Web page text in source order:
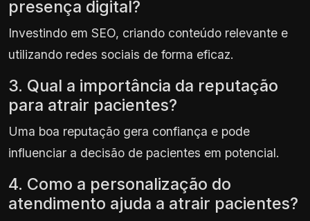
presença digital?
Investindo em SEO, criando conteúdo relevante e
utilizando redes sociais de forma eficaz.
3. Qual a importância da reputação
para atrair pacientes?
Uma boa reputação gera confiança e pode
influenciar a decisão de pacientes em potencial.
4. Como a personalização do
atendimento ajuda a atrair pacientes?